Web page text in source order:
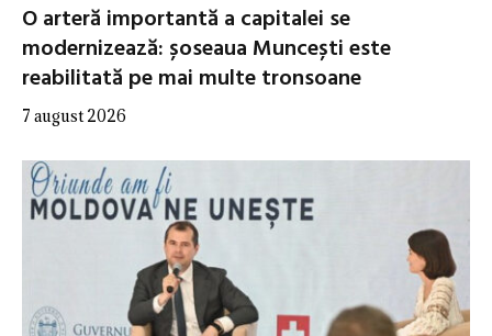
O arteră importantă a capitalei se
modernizează: șoseaua Muncești este
reabilitată pe mai multe tronsoane
7 august 2026